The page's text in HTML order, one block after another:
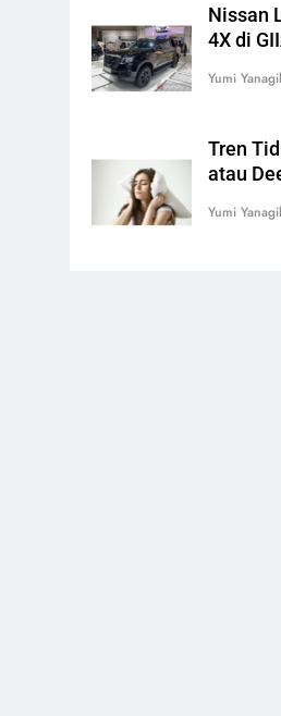
Nissan
4X di
Yumi
Tren
atau
Yumi